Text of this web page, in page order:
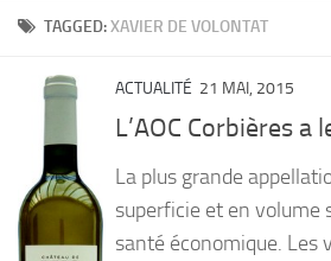
ACTUALITÉ
PRODUITS
RECETTES
TAGGED:XAVIER DE VOLONTAT
ACTUALITÉ 21 MAI, 2015
L’AOC Corbières a
La plus grande
superficie et en volume
santé économique. Les